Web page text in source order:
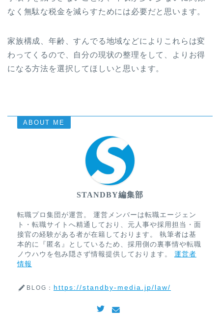
なく無駄な税金を減らすためには必要だと思います。
家族構成、年齢、すんでる地域などによりこれらは変
わってくるので、自分の現状の整理をして、よりお得
になる方法を選択してほしいと思います。
ABOUT ME
STANDBY編集部
転職プロ集団が運営。 運営メンバーは転職エージェン
ト・転職サイトへ精通しており、元人事や採用担当・面
接官の経験がある者が在籍しております。 執筆者は基
本的に『匿名』としているため、採用側の裏事情や転職
ノウハウを包み隠さず情報提供しております。 運営者
情報
BLOG： https://standby-media.jp/law/